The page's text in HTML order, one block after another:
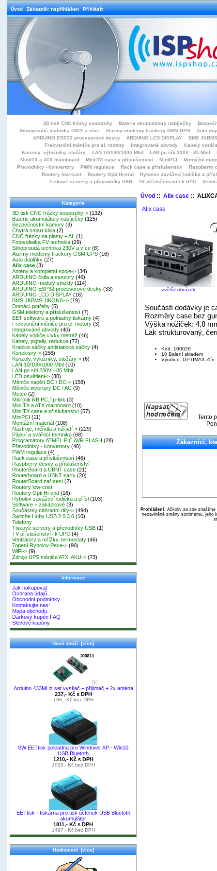
Úvod Zákazník: nepřihlášen Přihlásit
3D tisk CNC frézky soustruhy Baterie akumulátory nabíječky
Silnoproudá technika 230V a více
Alarmy modemy trackery GSM GPS
Auto
ARDUINO ESP32 procesorové desky
ARDUINO LCD DISPLAY
BMS
Frekvenční měniče pro el. motory
Integrované obvody
Kabely
Konzoly, výložníky, stožáry
LAN 10/100/1000 Mbit LAN po síti 230V - 85 Mbit
MiniITX a ATX mainboard
MiniITX case a příslušenství MiniPCI
Montážní
Převodníky - konvertory
PWM regulace Rack case a příslušenství
Raspberry
Routery low-cost
Routery Opti Hi-end
Rybolov zavážecí lodička a přísl
Tiskové servery a převodníky USB
TV příslušenství i k UPC
Kategorie
3D tisk CNC frézky soustruhy-> (132)
Baterie akumulátory nabíječky (125)
Bezpečnostní kamery (3)
Chytrá smart klika (2)
CNC frézky na plasty + AL
(1)
Fotovoltaika FV technika (29)
Silnoproudá technika 230V a více (8)
Alarmy modemy trackery GSM GPS (16)
Auto doplňky (27)
Alix case (3)
Antény a kompletní spoje-> (34)
ARDUINO čidla a senzory (46)
ARDUINO moduly shieldy (114)
ARDUINO ESP32 procesorové desky (33)
ARDUINO LCD DISPLAY (16)
BMS JKBMS JIKONG-> (19)
Domácí potřeby (5)
GSM telefony a příslušenství (7)
EET software a pokladny tiskárny (4)
Frekvenční měniče pro el. motory (3)
Integrované obvody (40)
Kabely vodiče cívky metráž (46)
Kabely, pigtaily, redukce (72)
Krabice sáčky antistatické sáčky (4)
Konektory-> (156)
Konzoly, výložníky, stožáry-> (6)
LAN 10/100/1000 Mbit (10)
LAN po síti 230V - 85 Mbit
LED osvětlení-> (30)
Měniče napětí DC / DC-> (158)
Měniče invertory DC / AC (9)
Meteo (2)
Mikrotik RB,PC,Tp-link (3)
MiniITX a ATX mainboard (10)
MiniITX case a příslušenství (57)
MiniPCI (11)
Montážní materiál (108)
Nástroje, měřidla a nářadí-> (229)
Pájecí a svářecí technika (68)
Programátory ATMEL PIC AVR FLASH (28)
Převodníky - konvertory (40)
PWM regulace (4)
Rack case a příslušenství (46)
Raspberry desky a příslušenství
RouterBoard a UBNT case (21)
Routerboard a UBNT karty (20)
RouterBoard zařízení (2)
Routery low-cost
Routery Opti Hi-end (16)
Rybolov zavážecí lodička a přísl (103)
Software + zakázkové (3)
Součástky náhradní díly-> (494)
Switche Huby USB 2.0 3.0 (10)
Telefony
Tiskové servery a převodníky USB (1)
TV příslušenství i k UPC (4)
Ventilátory a mřížky, termostaty (46)
Topení Rybolov Pece-> (90)
WiFi-> (9)
Zdroje UPS měniče ATX, AKU-> (73)
Informace
Jak nakupovat
Ochrana údajů
Obchodní podmínky
Kontaktujte nás!
Mapa obchodu
Dárkový kupón FAQ
Slevové kupóny
Nové zboží [více]
Arduino 433MHz set vysílač + přijímač + 2x anténa
237,- Kč s DPH
196,- Kč bez DPH
SW EETtisk pokladna pro Windows XP - Win10
USB Bluetoth
1210,- Kč s DPH
1000,- Kč bez DPH
EETtisk - tiskárna pro tisk účtenek USB Bluetoth
akumulátor
1811,- Kč s DPH
1497,- Kč bez DPH
Hodnocení [více]
Úvod:: Alix case::
Alix case
zvětšit obrázek
Součástí dodávky je
Rozměry case bez
Výška nožiček: 4,8
Lak strukturovaný,
Kód: 100026
10 Balení skladem
Výrobce: OPTIMAX Zlín
Tento
Zákaznící,
Prohlášení:Ačkoliv se zde snažíme
nezaviněné změny sortimentu, jeho